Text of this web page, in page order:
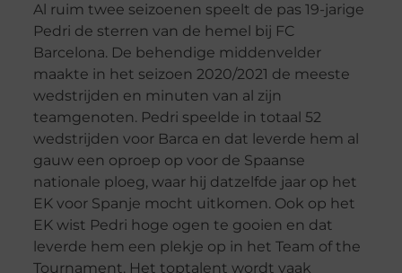
Al ruim twee seizoenen speelt de pas 19-jarige
Pedri de sterren van de hemel bij FC
Barcelona. De behendige middenvelder
maakte in het seizoen 2020/2021 de meeste
wedstrijden en minuten van al zijn
teamgenoten. Pedri speelde in totaal 52
wedstrijden voor Barca en dat leverde hem al
gauw een oproep op voor de Spaanse
nationale ploeg, waar hij datzelfde jaar op het
EK voor Spanje mocht uitkomen. Ook op het
EK wist Pedri hoge ogen te gooien en dat
leverde hem een plekje op in het Team of the
Tournament. Het toptalent wordt vaak